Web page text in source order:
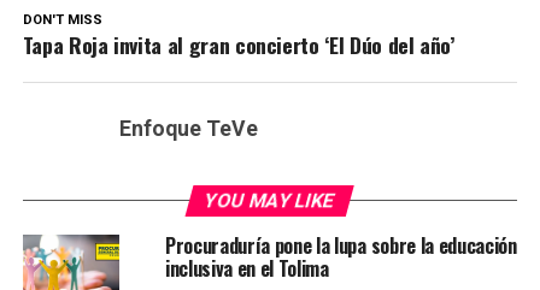
DON'T MISS
Tapa Roja invita al gran concierto ‘El Dúo del año’
Enfoque TeVe
YOU MAY LIKE
Procuraduría pone la lupa sobre la educación
inclusiva en el Tolima